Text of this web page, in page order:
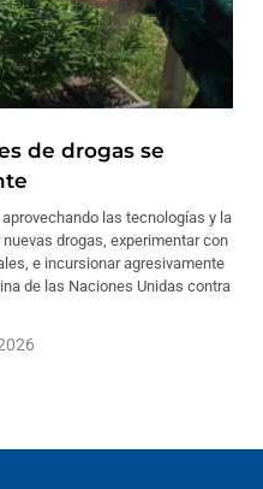
de drogas se
las tecnologías y la
drogas, experimentar con
e incursionar agresivamente
de las Naciones Unidas contra